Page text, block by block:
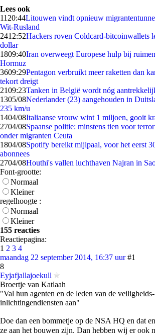
Lees ook
11 20:44Litouwen vindt opnieuw
Wit-Rusland
2412:52Hackers roven Coldcard-bitcoinwallets
dollar
1809:40Iran overweegt Europese hulp bij
Hormuz
3609:29Pentagon verbruikt meer raketten dan
tekort dreigt
2109:23Tanken in België wordt nóg
1305/08Nederlander (23) aangehouden in
235 km/u
1404/08Italiaanse vrouw wint 1 miljoen, gooit
2704/08Spaanse politie: minstens tien voor
onder migranten Ceuta
1804/08Spotify bereikt mijlpaal, voor het eerst
abonnees
2704/08Houthi's vallen luchthaven Najran in
Font-grootte:
Normaal
Kleiner
regelhoogte :
Normaal
Kleiner
155 reacties
Reactiepagina:
1 2 3 4
maandag 22 september 2014, 16:37 uur #1
8
Eyjafjallajoekull
Broertje van Katlaah
"Val hun agenten en de leden van de
inlichtingendiensten aan"
Doe dan een bommetje op de NSA HQ en dat
ze aan het bouwen zijn. Dan hebben wij er ook